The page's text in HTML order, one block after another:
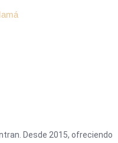
Desde 2015, ofreciendo